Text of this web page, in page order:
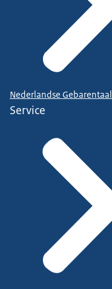
Nederlandse Gebarentaal
Service